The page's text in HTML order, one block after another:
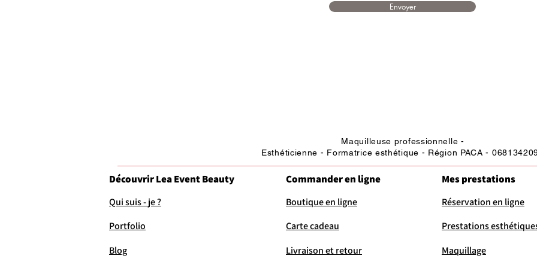
Envoyer
Maquilleuse professionnelle -
Esthéticienne - Formatrice esthétique - Région PACA -
Découvrir Lea Event Beauty Commander en ligne Mes prestations
Qui suis - je ? Réservation en ligne
Boutique en ligne
Carte cadeau
Portfolio
Prestations
Blog
Maquillage
Livraison et retour